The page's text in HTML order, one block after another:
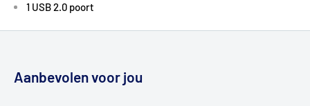
1 USB 2.0 poort
Aanbevolen voor jou